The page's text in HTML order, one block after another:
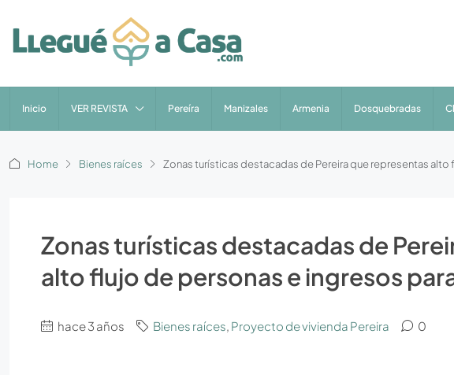
Inicio VER REVISTA Pereíra Manizales Armenia Dosquebradas
Home Bienes raíces Zonas turísticas destacadas de Pereira que representas
Zonas turísticas destacadas de
alto flujo de personas e ingresos
hace 3 años Bienes raíces, Proyecto de vivienda Pereira 0